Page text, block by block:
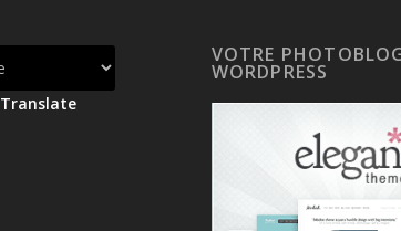
Translate
VOTRE
WORDPRESS